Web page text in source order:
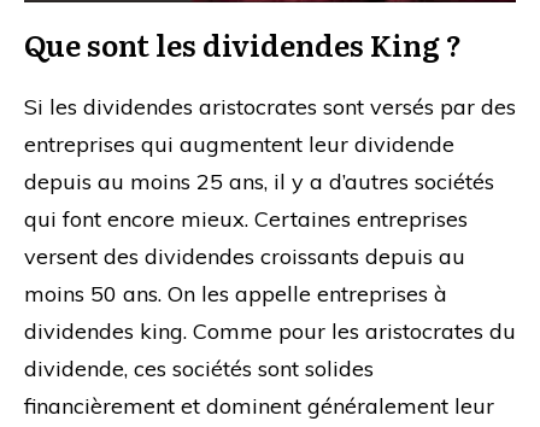
Que sont les dividendes King ?
Si les dividendes aristocrates sont versés par des
entreprises qui augmentent leur dividende
depuis au moins 25 ans, il y a d’autres sociétés
qui font encore mieux. Certaines entreprises
versent des dividendes croissants depuis au
moins 50 ans. On les appelle entreprises à
dividendes king. Comme pour les aristocrates du
dividende, ces sociétés sont solides
financièrement et dominent généralement leur